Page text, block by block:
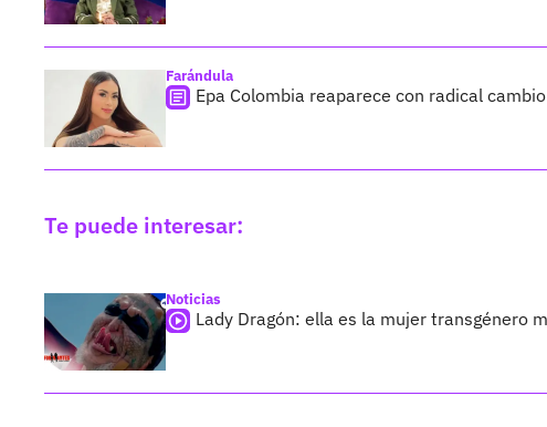
Farándula
Epa Colombia reaparece con radical
Te puede interesar:
Noticias
Lady Dragón: ella es la mujer transgénero